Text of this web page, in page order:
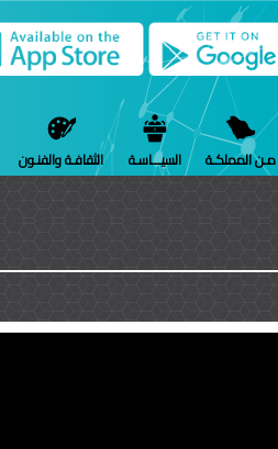
مـن المملكـة السيـــاسـة الثقافـة والفنـون